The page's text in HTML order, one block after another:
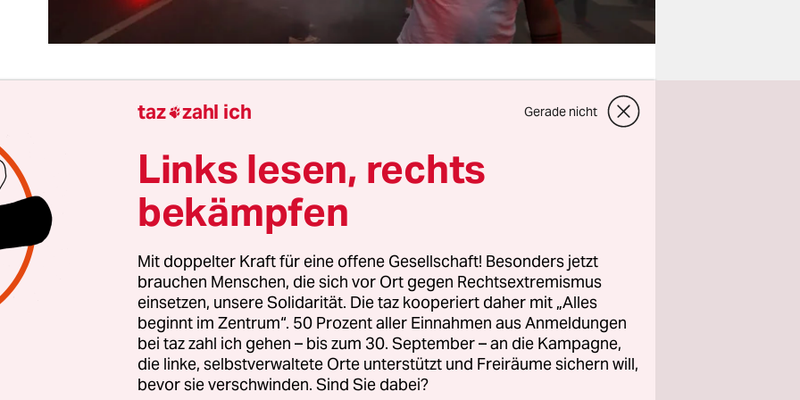
Fußball-EM soll die Sonne scheinen und das Bier beim
Viewing schmecken. Doch die französischen
hielten sich nicht ans Drehbuch. Von Paris bis
sie zu Protesten auf, um gegen die geplanten
zu protestieren. Frankreichs Sommermärchen
Demonstranten ist verständlich: Es schafft keine
Stellen, wenn man den Kündigungsschutz lockert,
nur die Löhne. Die Proteste werden aber nichts
sie richten sich an den Falschen. Die französischen
taz zahl ich Gerade nicht
Links lesen, rechts
bekämpfen
Mit doppelter Kraft für eine offene Gesellschaft! Besonders jetzt
brauchen Menschen, die sich vor Ort gegen Rechtsextremismus
einsetzen, unsere Solidarität. Die taz kooperiert daher mit „Alles
beginnt im Zentrum“. 50 Prozent aller Einnahmen aus Anmeldungen
bei taz zahl ich gehen – bis zum 30. September – an die Kampagne,
die linke, selbstverwaltete Orte unterstützt und Freiräume sichern will,
bevor sie verschwinden. Sind Sie dabei?